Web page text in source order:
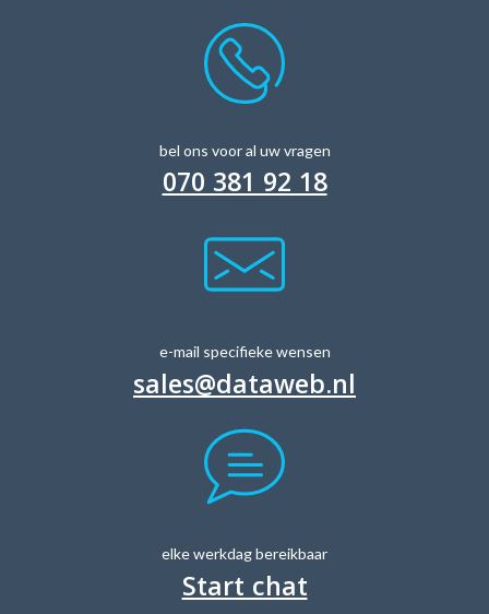
bel ons voor al uw vragen
070 381 92 18
e-mail specifieke wensen
sales@dataweb.nl
elke werkdag bereikbaar
Start chat